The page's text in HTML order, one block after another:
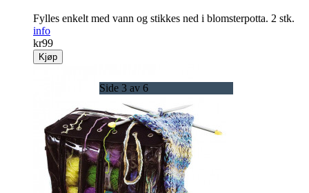
Fylles enkelt med vann og stikkes ned i blomsterpotta. 2 stk.
info
kr99
Kjøp
Side 3 av 6